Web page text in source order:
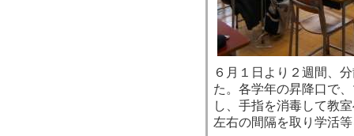
６月１日より２週間、
た。各学年の昇降口で
し、手指を消毒して教
左右の間隔を取り学活